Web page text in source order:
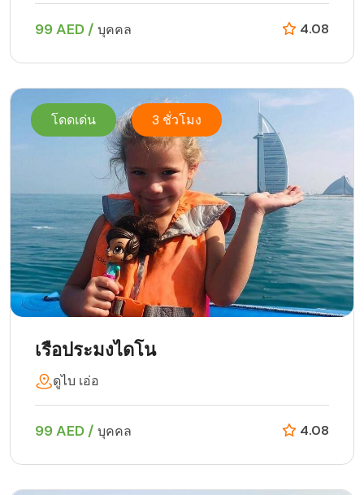
99 AED / บุคคล 4.08
โดดเด่น 3 ชั่วโมง
เรือประมงไดโน
ดูไบ เอ่อ
99 AED / บุคคล 4.08